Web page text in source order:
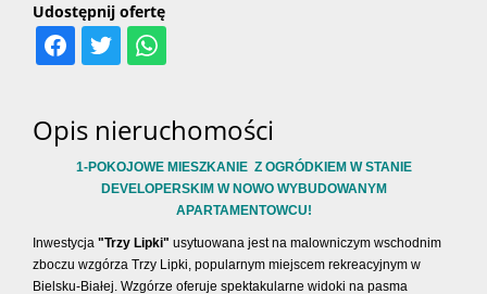
Udostępnij ofertę
Opis nieruchomości
1-POKOJOWE MIESZKANIE Z OGRÓDKIEM W STANIE
DEVELOPERSKIM W NOWO WYBUDOWANYM
APARTAMENTOWCU!
Inwestycja "Trzy Lipki" usytuowana jest na malowniczym wschodnim
zboczu wzgórza Trzy Lipki, popularnym miejscem rekreacyjnym w
Bielsku-Białej. Wzgórze oferuje spektakularne widoki na pasma